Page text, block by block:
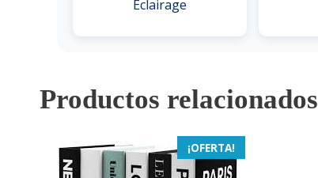
Éclairage
Productos relacionados
¡OFERTA!